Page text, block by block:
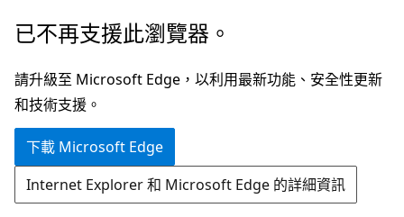
跳
主
要
內
跳
頁
面
內
覽
已不再支援此瀏覽器。
請升級至 Microsoft Edge，以利用最新功能、安全性更新
和技術支援。
下載 Microsoft Edge
Internet Explorer 和 Microsoft Edge 的詳細資訊